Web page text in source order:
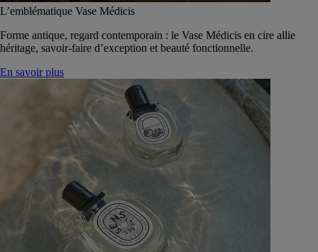
L’emblématique Vase Médicis
Forme antique, regard contemporain : le Vase Médicis en cire allie
héritage, savoir-faire d’exception et beauté fonctionnelle.
En savoir plus